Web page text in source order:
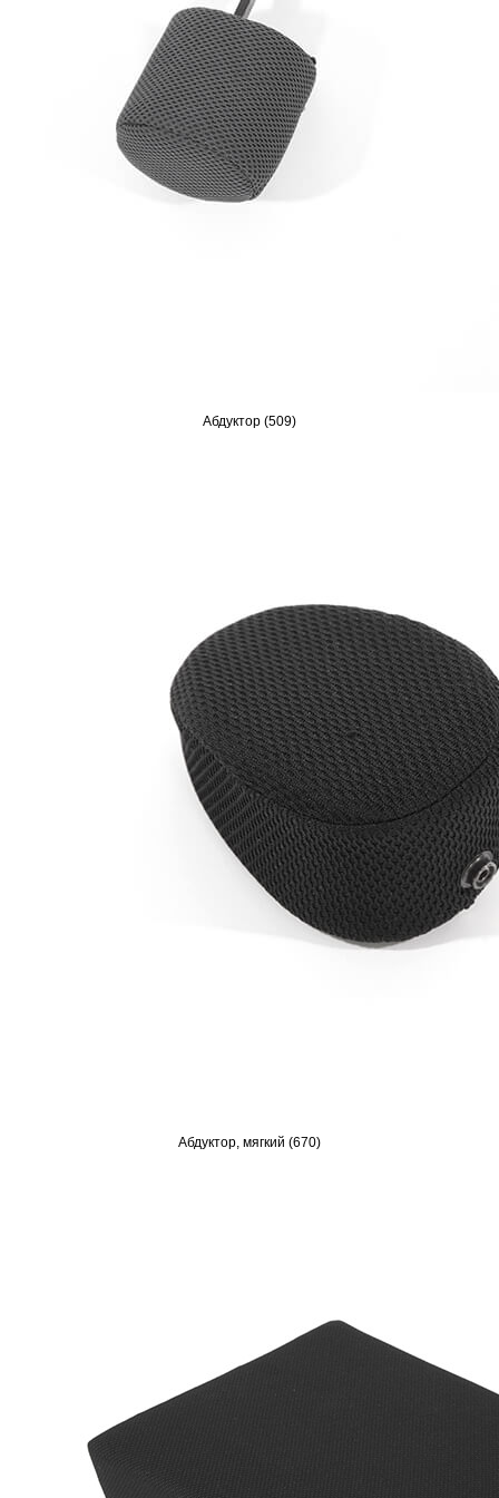
Абдуктор (509)
Абдуктор, мягкий (670)